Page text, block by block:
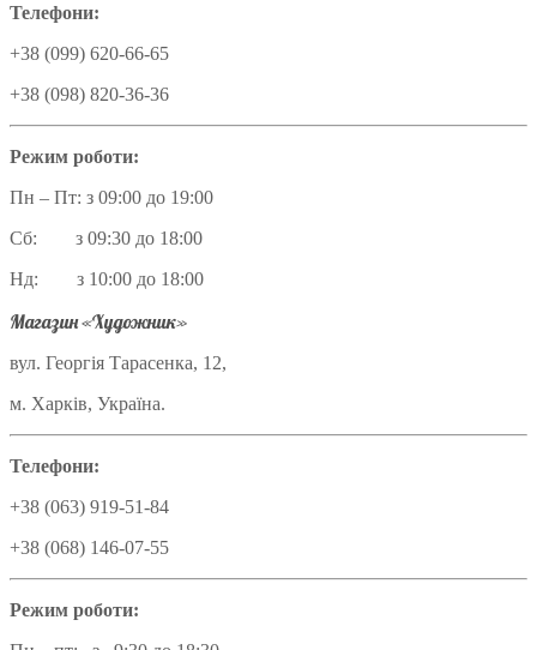
Телефони:
+38 (099) 620-66-65
+38 (098) 820-36-36
Режим роботи:
Пн – Пт: з 09:00 до 19:00
Сб: з 09:30 до 18:00
Нд: з 10:00 до 18:00
Магазин «Художник»
вул. Георгія Тарасенка, 12,
м. Харків, Україна.
Телефони:
+38 (063) 919-51-84
+38 (068) 146-07-55
Режим роботи: